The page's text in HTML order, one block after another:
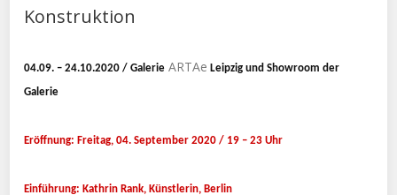
Konstruktion
04.09. – 24.10.2020 / Galerie ARTAe Leipzig und Showroom der
Galerie
Eröffnung: Freitag, 04. September 2020 / 19 – 23 Uhr
Einführung: Kathrin Rank, Künstlerin, Berlin